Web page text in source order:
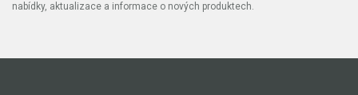
nabídky, aktualizace a informace o nových produktech.